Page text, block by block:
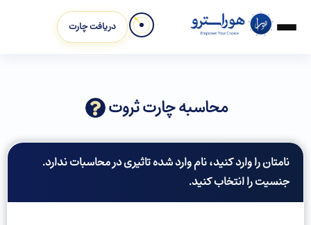
دریافت چارت
محاسبه چارت ثروت
نامتان را وارد کنید، نام وارد شده تاثیری در محاسبات ندارد.
جنسیت را انتخاب کنید.